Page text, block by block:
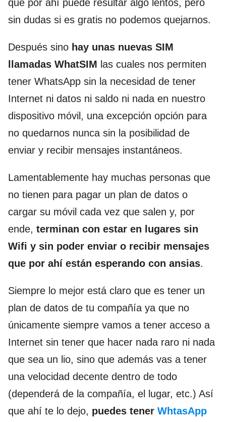
que por ahí puede resultar algo lentos, pero
sin dudas si es gratis no podemos quejarnos.
Después sino hay unas nuevas SIM
llamadas WhatSIM las cuales nos permiten
tener WhatsApp sin la necesidad de tener
Internet ni datos ni saldo ni nada en nuestro
dispositivo móvil, una excepción opción para
no quedarnos nunca sin la posibilidad de
enviar y recibir mensajes instantáneos.
Lamentablemente hay muchas personas que
no tienen para pagar un plan de datos o
cargar su móvil cada vez que salen y, por
ende, terminan con estar en lugares sin
Wifi y sin poder enviar o recibir mensajes
que por ahí están esperando con ansias.
Siempre lo mejor está claro que es tener un
plan de datos de tu compañía ya que no
únicamente siempre vamos a tener acceso a
Internet sin tener que hacer nada raro ni nada
que sea un lio, sino que además vas a tener
una velocidad decente dentro de todo
(dependerá de la compañía, el lugar, etc.) Así
que ahí te lo dejo, puedes tener WhtasApp